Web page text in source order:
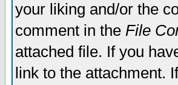
your liking and/or the
comment in the File
attached file. If you
link to the attachment.